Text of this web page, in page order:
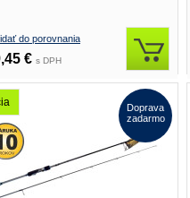
do porovnania
€ s DPH
Doprava
zadarmo